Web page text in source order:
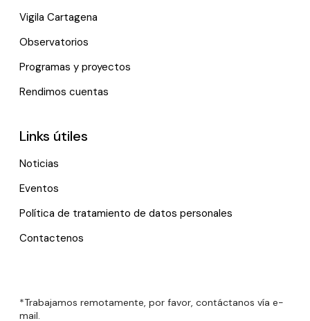
Vigila Cartagena
Observatorios
Programas y proyectos
Rendimos cuentas
Links útiles
Noticias
Eventos
Política de tratamiento de datos personales
Contactenos
*Trabajamos remotamente, por favor, contáctanos vía e-
mail.